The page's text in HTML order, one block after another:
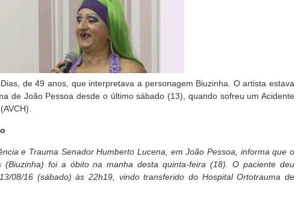
de 49 anos, que interpretava a personagem Biuzinha. O artista estava
de João Pessoa desde o último sábado (13), quando sofreu um Acidente
e Trauma Senador Humberto Lucena, em João Pessoa, informa que o
(Biuzinha) foi a óbito na manha desta quinta-feira (18). O paciente deu
08/16 (sábado) às 22h19, vindo transferido do Hospital Ortotrauma de